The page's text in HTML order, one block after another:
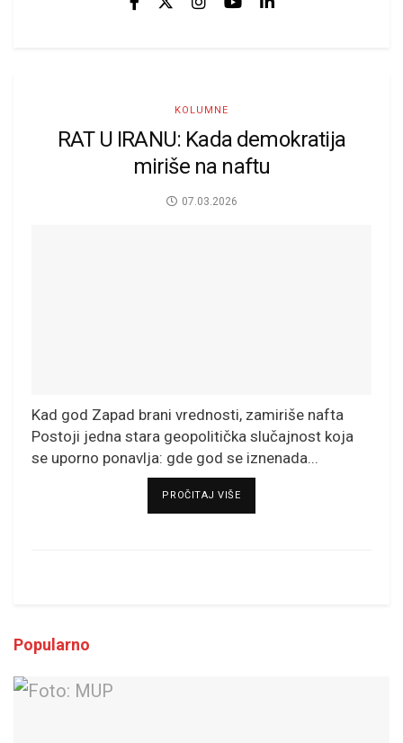
KOLUMNE
RAT U IRANU: Kada demokratija
miriše na naftu
07.03.2026
Kad god Zapad brani vrednosti, zamiriše nafta
Postoji jedna stara geopolitička slučajnost koja
se uporno ponavlja: gde god se iznenada...
PROČITAJ VIŠEDETAILS
Popularno